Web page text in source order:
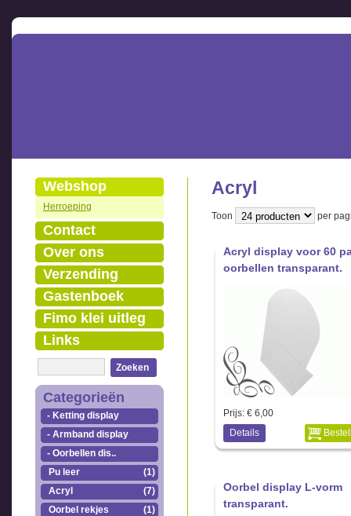
Webshop
Herroeping
Contact
Over ons
Verzending
Gastenboek
Fimo klei uitleg
Links
Zoeken
Categorieën
- Ketting display
- Armband display
- Oorbellen dis..
Pu leer
(1)
Acryl
(7)
Oorbel rekjes
(1)
Acryl
Toon per
Acryl display voor 60
oorbellen transparant.
Prijs: € 6,00
Details
Oorbel display L-vorm
transparant.